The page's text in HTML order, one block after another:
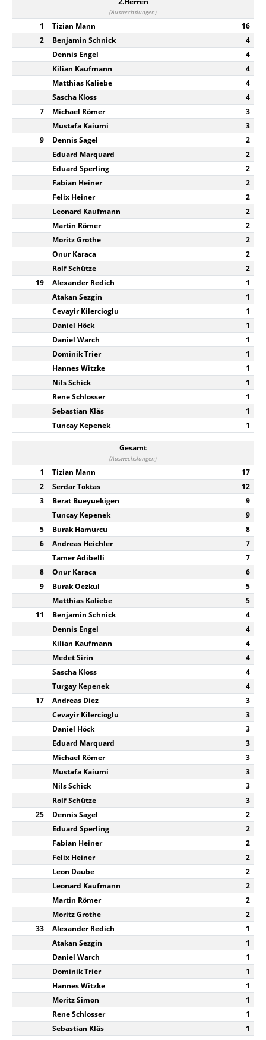
(Auswechslungen)
1 Tizian Mann
16
2
Benjamin Schnick
4
Dennis Engel
4
Kilian Kaufmann
4
Matthias Kaliebe
4
Sascha Kloss
4
7
Michael Römer
3
Mustafa Kaiumi
3
9
Dennis Sagel
2
Eduard Marquard
2
Eduard Sperling
2
Fabian Heiner
2
Felix Heiner
2
Leonard Kaufmann
2
Martin Römer
2
Moritz Grothe
2
Onur Karaca
2
Rolf Schütze
2
19
Alexander Redich
1
Atakan Sezgin
1
Cevayir Kilercioglu
1
Daniel Höck
1
Daniel Warch
1
Dominik Trier
1
Hannes Witzke
1
Nils Schick
1
Rene Schlosser
1
Sebastian Kläs
1
Tuncay Kepenek
1
Gesamt
(Auswechslungen)
1 Tizian Mann
17
2
Serdar Toktas
12
3
Berat Bueyuekigen
9
Tuncay Kepenek
9
5
Burak Hamurcu
8
6
Andreas Heichler
7
Tamer Adibelli
7
8
Onur Karaca
6
9
Burak Oezkul
5
Matthias Kaliebe
5
11
Benjamin Schnick
4
Dennis Engel
4
Kilian Kaufmann
4
Medet Sirin
4
Sascha Kloss
4
Turgay Kepenek
4
17
Andreas Diez
3
Cevayir Kilercioglu
3
Daniel Höck
3
Eduard Marquard
3
Michael Römer
3
Mustafa Kaiumi
3
Nils Schick
3
Rolf Schütze
3
25
Dennis Sagel
2
Eduard Sperling
2
Fabian Heiner
2
Felix Heiner
2
Leon Daube
2
Leonard Kaufmann
2
Martin Römer
2
Moritz Grothe
2
33
Alexander Redich
1
Atakan Sezgin
1
Daniel Warch
1
Dominik Trier
1
Hannes Witzke
1
Moritz Simon
1
Rene Schlosser
1
Sebastian Kläs
1